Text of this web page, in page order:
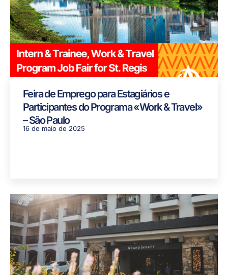
Feira de Emprego para Estagiários e
Participantes do Programa «Work & Travel»
– São Paulo
16 de maio de 2025